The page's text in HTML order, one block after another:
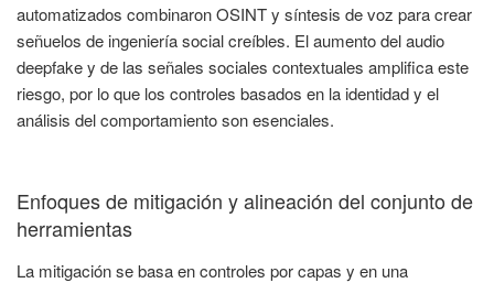
automatizados combinaron OSINT y síntesis de voz para crear
señuelos de ingeniería social creíbles. El aumento del audio
deepfake y de las señales sociales contextuales amplifica este
riesgo, por lo que los controles basados en la identidad y el
análisis del comportamiento son esenciales.
Enfoques de mitigación y alineación del conjunto de
herramientas
La mitigación se basa en controles por capas y en una